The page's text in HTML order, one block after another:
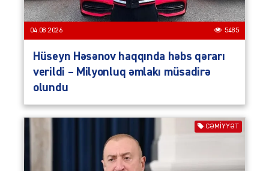
04.08.2026 5485
Hüseyn Həsənov haqqında həbs qərarı
verildi – Milyonluq əmlakı müsadirə
olundu
CƏMIYYƏT